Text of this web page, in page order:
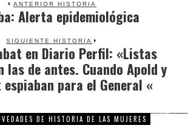
ANTERIOR HISTORIA
Previous
post:
Alerta epidemiológica
SIGUIENTE HISTORIA
Next
post:
en Diario Perfil: «Listas
las de antes. Cuando Apold y
para el General «
DE HISTORIA DE LAS MUJERES